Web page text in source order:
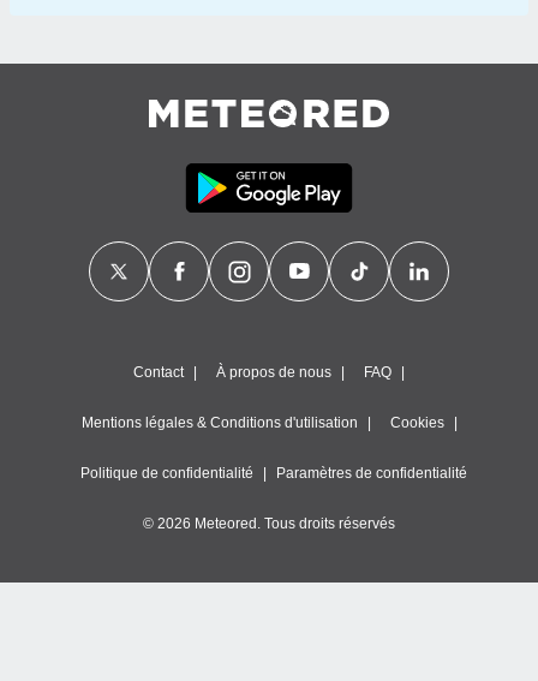
Contact À propos de nous FAQ
Mentions légales & Conditions d'utilisation Cookies
Politique de confidentialité Paramètres de confidentialité
© 2026 Meteored. Tous droits réservés